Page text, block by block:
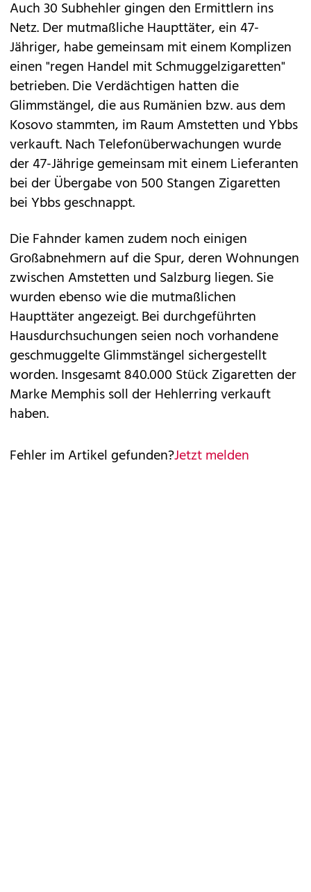
Auch 30 Subhehler gingen den Ermittlern ins
Netz. Der mutmaßliche Haupttäter, ein 47-
Jähriger, habe gemeinsam mit einem Komplizen
einen "regen Handel mit Schmuggelzigaretten"
betrieben. Die Verdächtigen hatten die
Glimmstängel, die aus Rumänien bzw. aus dem
Kosovo stammten, im Raum Amstetten und Ybbs
verkauft. Nach Telefonüberwachungen wurde
der 47-Jährige gemeinsam mit einem Lieferanten
bei der Übergabe von 500 Stangen Zigaretten
bei Ybbs geschnappt.
Die Fahnder kamen zudem noch einigen
Großabnehmern auf die Spur, deren Wohnungen
zwischen Amstetten und Salzburg liegen. Sie
wurden ebenso wie die mutmaßlichen
Haupttäter angezeigt. Bei durchgeführten
Hausdurchsuchungen seien noch vorhandene
geschmuggelte Glimmstängel sichergestellt
worden. Insgesamt 840.000 Stück Zigaretten der
Marke Memphis soll der Hehlerring verkauft
haben.
Fehler im Artikel gefunden?Jetzt melden